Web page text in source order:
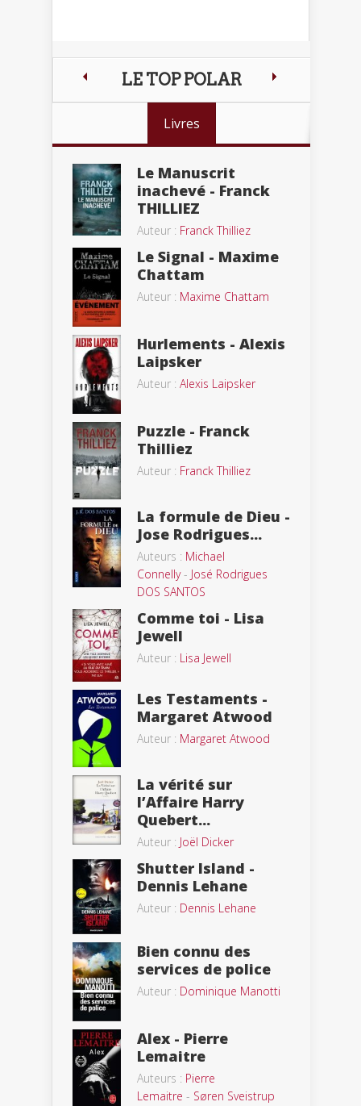
LE TOP POLAR
Livres
Le Manuscrit
inachevé - Franck
THILLIEZ
Auteur : Franck Thilliez
Le Signal - Maxime
Chattam
Auteur : Maxime Chattam
Hurlements - Alexis
Laipsker
Auteur : Alexis Laipsker
Puzzle - Franck
Thilliez
Auteur : Franck Thilliez
La formule de Dieu -
Jose Rodrigues...
Auteurs : Michael
Connelly- José Rodrigues
DOS SANTOS
Comme toi - Lisa
Jewell
Auteur : Lisa Jewell
Les Testaments -
Margaret Atwood
Auteur : Margaret Atwood
La vérité sur
l’Affaire Harry
Quebert...
Auteur : Joël Dicker
Shutter Island -
Dennis Lehane
Auteur : Dennis Lehane
Bien connu des
services de police
Auteur : Dominique Manotti
Alex - Pierre
Lemaitre
Auteurs : Pierre
Lemaitre - Søren Sveistrup